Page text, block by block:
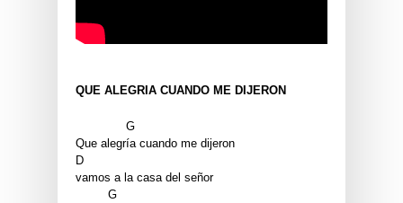
QUE ALEGRIA CUANDO ME DIJERON
G
Que alegría cuando me dijeron
D
vamos a la casa del señor
G